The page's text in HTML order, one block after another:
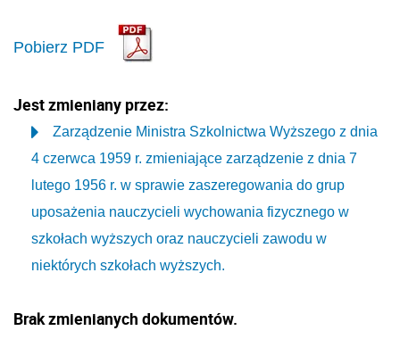
Pobierz PDF
Jest zmieniany przez:
Zarządzenie Ministra Szkolnictwa Wyższego z dnia
4 czerwca 1959 r. zmieniające zarządzenie z dnia 7
lutego 1956 r. w sprawie zaszeregowania do grup
uposażenia nauczycieli wychowania fizycznego w
szkołach wyższych oraz nauczycieli zawodu w
niektórych szkołach wyższych.
Brak zmienianych dokumentów.